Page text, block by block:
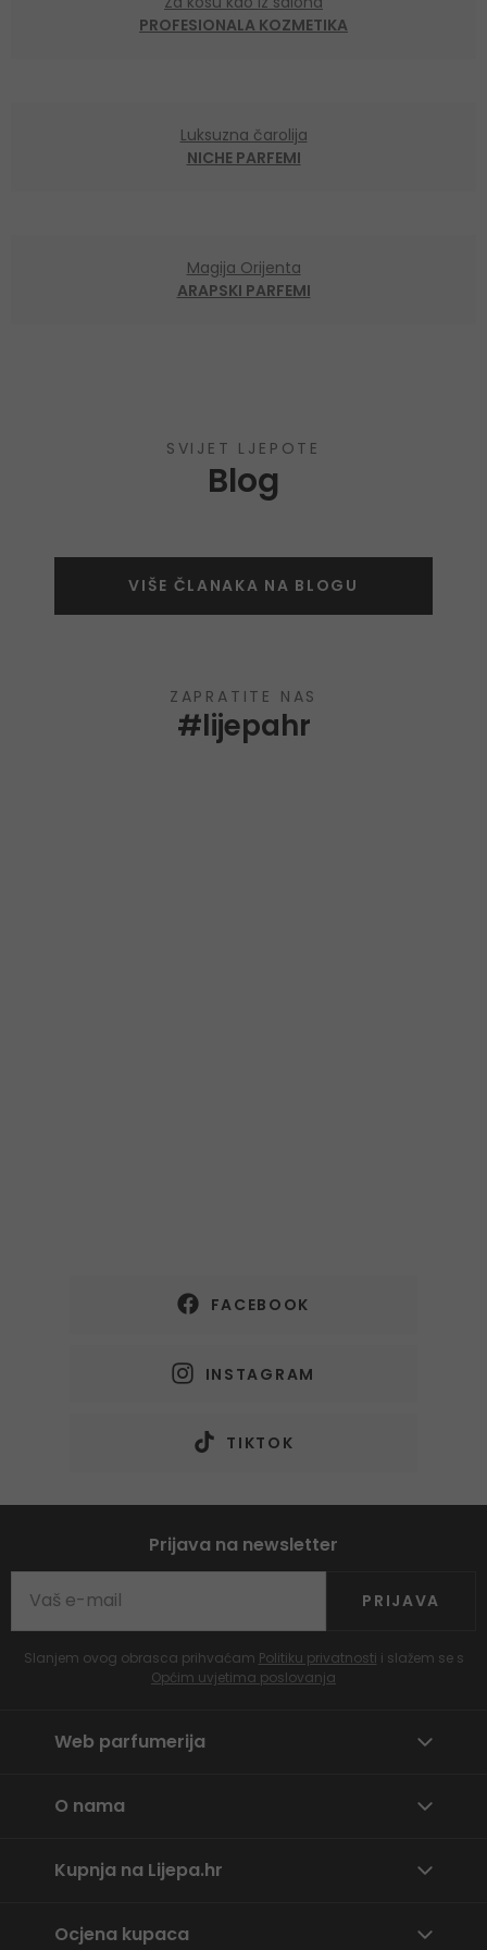
PROFESIONALA KOZMETIKA
Luksuzna čarolija
NICHE PARFEMI
Magija Orijenta
ARAPSKI PARFEMI
SVIJET LJEPOTE
Blog
VIŠE ČLANAKA NA BLOGU
ZAPRATITE NAS
#lijepahr
FACEBOOK
INSTAGRAM
TIKTOK
Prijava na newsletter
PRIJAVA
Slanjem ovog obrasca prihvaćam Politiku privatnosti i slažem se s
Općim uvjetima poslovanja
Web parfumerija
O nama
Kupnja na Lijepa.hr
Ocjena kupaca